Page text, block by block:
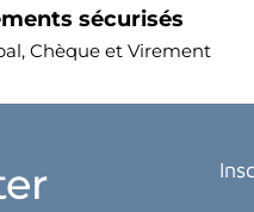
sécurisés
Chèque et Virement